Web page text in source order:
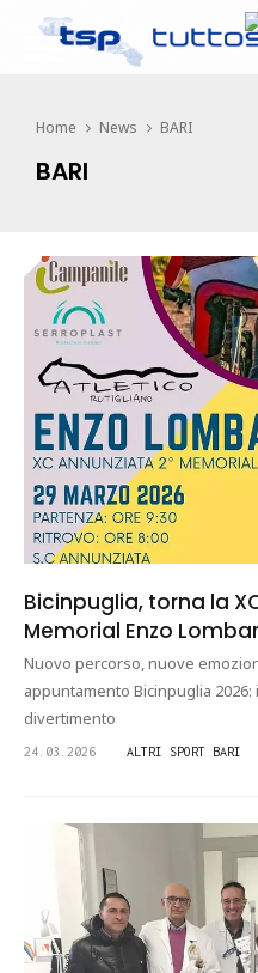
Home News BARI
BARI
Bicinpuglia, torna la
Memorial Enzo
Nuovo percorso, nuove
appuntamento Bicinpuglia
divertimento
24.03.2026 ALTRI SPORT BARI